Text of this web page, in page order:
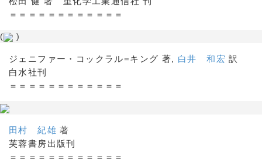
＝＝＝＝＝＝＝＝＝＝＝＝
( )
ジェニファー・コックラル=キング 著, 白井 和宏 訳
白水社刊
＝＝＝＝＝＝＝＝＝＝＝＝
田村 紀雄 著
芙蓉書房出版刊
＝＝＝＝＝＝＝＝＝＝＝＝